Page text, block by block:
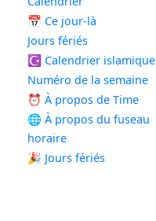
📅 Ce jour-là
Jours fériés
☪️ Calendrier islamique
Numéro de la semaine
⏰ À propos de Time
🌐 À propos du fuseau
horaire
🎉 Jours fériés